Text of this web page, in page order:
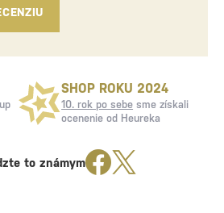
SHOP ROKU 2024
10. rok po sebe sme získali
ocenenie od Heureka
to známym